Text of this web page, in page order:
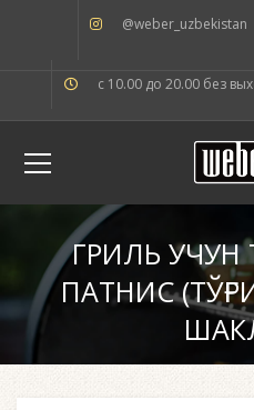
@weber_uzbekistan
с 10.00 до 20.00 без
ГРИЛЬ
ПАТНИС